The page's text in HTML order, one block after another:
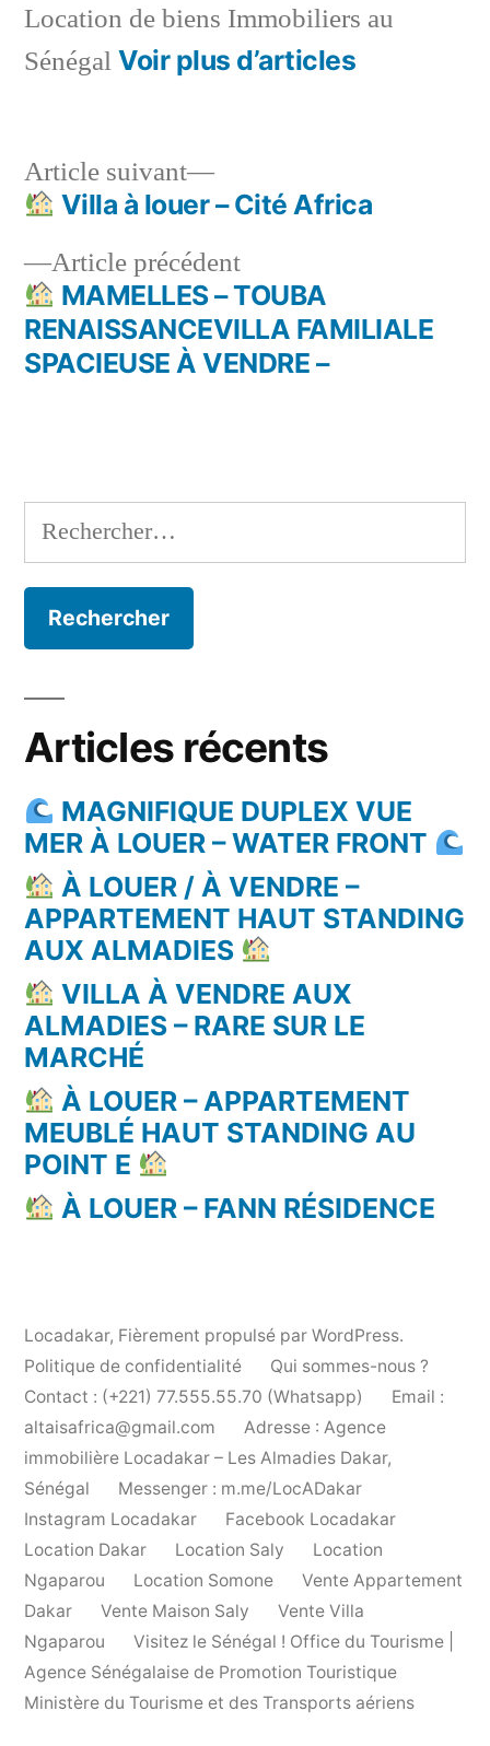
Location de biens Immobiliers au
Sénégal Voir plus d’articles
Navigation
de
l’article
Article précédentArticle
précédent :
MAMELLES – TOUBA
RENAISSANCEVILLA FAMILIALE
SPACIEUSE À VENDRE –
Article suivant
Article
suivant :
Villa à louer – Cité Africa
Rechercher :
Articles récents
MAGNIFIQUE DUPLEX VUE
MER À LOUER – WATER FRONT
À LOUER / À VENDRE –
APPARTEMENT HAUT STANDING
AUX ALMADIES
VILLA À VENDRE AUX
ALMADIES – RARE SUR LE
MARCHÉ
À LOUER – APPARTEMENT
MEUBLÉ HAUT STANDING AU
POINT E
À LOUER – FANN RÉSIDENCE
Locadakar, Fièrement propulsé par WordPress.
Politique de confidentialité
Qui sommes-nous ?
Contact : (+221) 77.555.55.70 (Whatsapp)
Email :
altaisafrica@gmail.com
Adresse : Agence
immobilière Locadakar – Les Almadies Dakar,
Sénégal
Messenger : m.me/LocADakar
Instagram Locadakar
Facebook Locadakar
Location Dakar
Location Saly
Location
Ngaparou
Location Somone
Vente Appartement
Dakar
Vente Maison Saly
Vente Villa
Ngaparou
Visitez le Sénégal ! Office du Tourisme |
Agence Sénégalaise de Promotion Touristique
Ministère du Tourisme et des Transports aériens